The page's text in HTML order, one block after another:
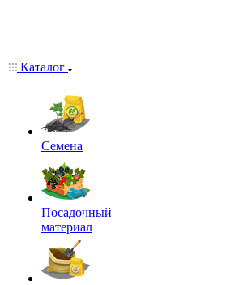
Каталог
Семена
Посадочный
материал